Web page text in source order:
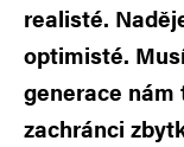
realisté.
optimisté.
generace
zachránci